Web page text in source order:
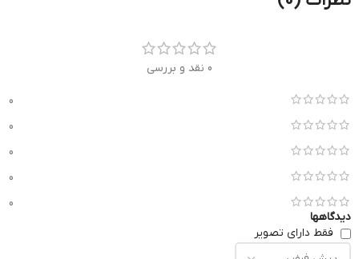
0 نقد و بررسی
0
0
0
0
0
دیدگاهها
فقط دارای تصویر